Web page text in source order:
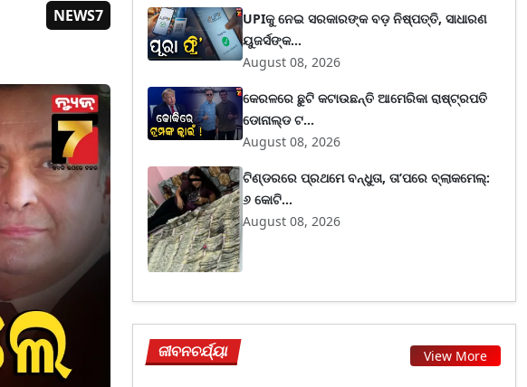
NEWS7
UPIକୁ ନେଇ ସରକାରଙ୍କ ବଡ଼ ନିଷ୍ପତ୍ତି, ସାଧାରଣ
ୟୁଜର୍ସଙ୍କ...
August 08, 2026
କେରଳରେ ଛୁଟି କଟାଉଛନ୍ତି ଆମେରିକା ରାଷ୍ଟ୍ରପତି
ଡୋନାଲ୍ଡ ଟ...
August 08, 2026
ଟିଣ୍ଡରରେ ପ୍ରଥମେ ବନ୍ଧୁତା, ତା’ପରେ ବ୍ଲାକମେଲ୍:
୬ କୋଟି...
August 08, 2026
ଜୀବନଚର୍ଯ୍ୟା View More